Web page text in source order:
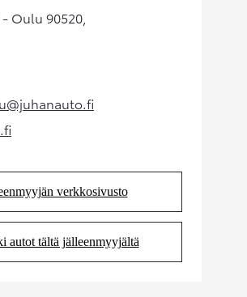
Oulu 90520,
välilehdessä)
uudessa välilehdessä)
uudessa välilehdessä)
verkkosivusto
(Aukeaa uudessa välilehdessä)
autot tältä jälleenmyyjältä
(Aukeaa uudessa välilehdessä)